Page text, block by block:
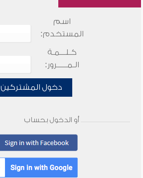
اسم
المستخدم:
كـلـــمـة
الـمـــــرور:
دخول المشتركين
أو الدخول بحساب